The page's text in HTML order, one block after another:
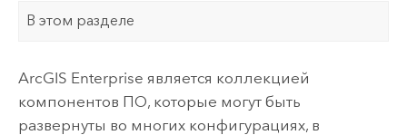
В этом разделе
ArcGIS Enterprise является коллекцией
компонентов ПО, которые могут быть
развернуты во многих конфигурациях, в